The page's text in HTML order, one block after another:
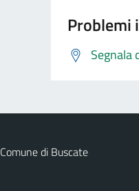
Problemi
Segnala
Comune di Buscate